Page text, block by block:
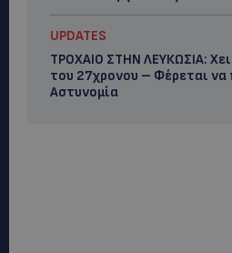
UPDATES
ΤΡΟΧΑΙΟ ΣΤΗΝ ΛΕΥΚΩΣΙΑ:
του 27χρονου – Φέρεται
Αστυνομία